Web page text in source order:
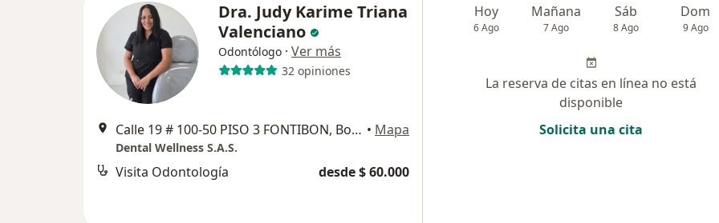
Dra. Judy Karime Triana
Valenciano
Odontólogo · Ver más
32 opiniones
Calle 19 # 100-50 PISO 3 FONTIBON, Bogotá • Mapa
Dental Wellness S.A.S.
Visita Odontología desde $ 60.000
Hoy
6 Ago
Mañana
7 Ago
Sáb
8 Ago
Dom
9 Ago
La reserva de citas en línea no está
disponible
Solicita una cita